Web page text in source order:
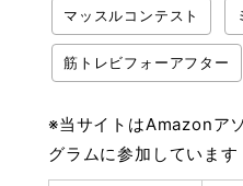
マッスルコンテスト
筋トレビフォーアフター
※当サイトはAmazonア
グラムに参加しています